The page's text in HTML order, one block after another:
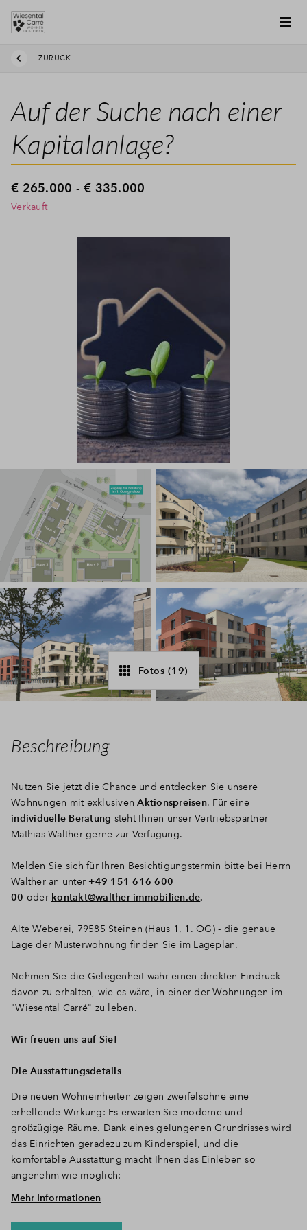
ZURÜCK
Auf der Suche nach einer
Kapitalanlage?
€ 265.000 - € 335.000
Verkauft
Fotos (19)
Beschreibung
Nutzen Sie jetzt die Chance und entdecken Sie unsere
Wohnungen mit exklusivenAktionspreisen. Für eine
individuelle Beratung steht Ihnen unser Vertriebspartner
Mathias Walther gerne zur Verfügung.
Melden Sie sich für Ihren Besichtigungstermin bitte bei Herrn
Walther an unter +49 151 616 600
00 oder kontakt@walther-immobilien.de.
Alte Weberei, 79585 Steinen (Haus 1, 1. OG) - die genaue
Lage der Musterwohnung finden Sie im Lageplan.
Nehmen Sie die Gelegenheit wahr einen direkten Eindruck
davon zu erhalten, wie es wäre, in einer der Wohnungen im
"Wiesental Carré" zu leben.
Wir freuen uns auf Sie!
Die Ausstattungsdetails
Die neuen Wohneinheiten zeigen zweifelsohne eine
erhellende Wirkung: Es erwarten Sie moderne und
großzügige Räume. Dank eines gelungenen Grundrisses wird
das Einrichten geradezu zum Kinderspiel, und die
komfortable Ausstattung macht Ihnen das Einleben so
angenehm wie möglich:
Stufenlose Erreichbarkeit der Wohnung (Aufzug von der
Mehr Informationen